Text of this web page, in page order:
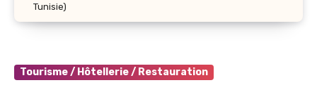
Tunisie)
Tourisme / Hôtellerie / Restauration